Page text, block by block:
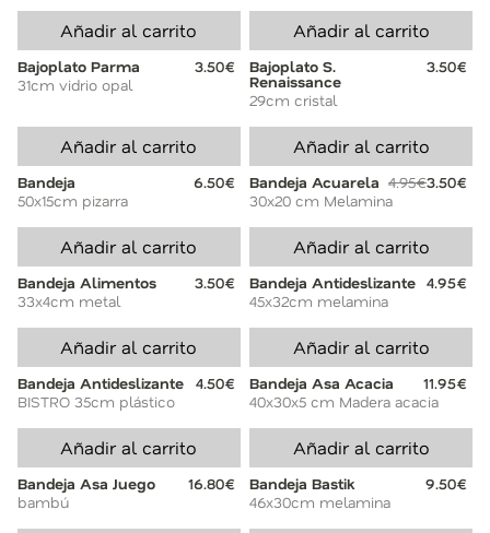
Añadir al carrito
Bajoplato Parma
3.50€
31cm vidrio opal
Añadir al carrito
Bajoplato S.
Renaissance
3.50€
29cm cristal
Añadir al carrito
Bandeja
6.50€
50x15cm pizarra
Añadir al carrito
Bandeja Acuarela 4.95€3.50€
30x20 cm Melamina
Añadir al carrito
Bandeja Alimentos
3.50€
33x4cm metal
Añadir al carrito
Bandeja Antideslizante
4.95€
45x32cm melamina
Añadir al carrito
Bandeja Antideslizante
4.50€
BISTRO 35cm plástico
Añadir al carrito
Bandeja Asa Acacia
11.95€
40x30x5 cm Madera acacia
Añadir al carrito
Bandeja Asa Juego
16.80€
bambú
Añadir al carrito
Bandeja Bastik
9.50€
46x30cm melamina